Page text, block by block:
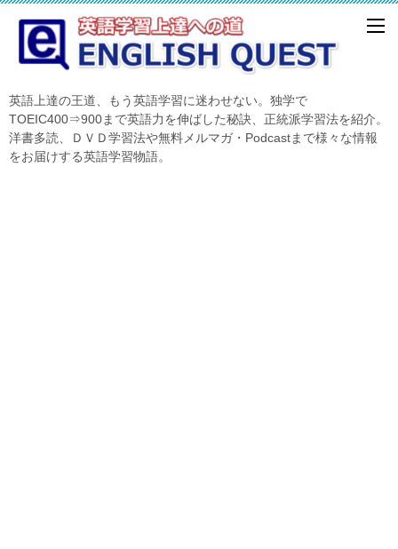
英語上達の王道、もう英語学習に迷わせない。独学で
TOEIC400⇒900まで英語力を伸ばした秘訣、正統派学習法を紹介。
洋書多読、ＤＶＤ学習法や無料メルマガ・Podcastまで様々な情報
をお届けする英語学習物語。